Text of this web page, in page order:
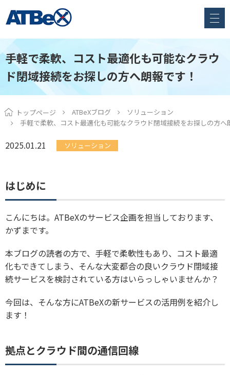
手軽で柔軟、コスト最適化も可能なクラウ
ド閉域接続をお探しの方へ朗報です！
トップページ ATBeXブログ
ソリューション
手軽で柔軟、コスト最適化も可能なクラウド閉域接続をお探しの方へ
2025.01.21 ソリューション
はじめに
こんにちは。ATBeXのサービス企画を担当しております、
かずまです。
本ブログの読者の方で、手軽で柔軟性もあり、コスト最適
化もできてしまう、そんな大変都合の良いクラウド閉域接
続サービスを検討されている方はいらっしゃいませんか？
今回は、そんな方にATBeXの新サービスの活用例を紹介し
ます！
拠点とクラウド間の通信回線